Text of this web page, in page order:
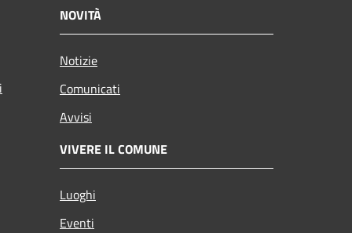
NOVITÀ
Notizie
Comunicati
Avvisi
VIVERE IL COMUNE
Luoghi
Eventi